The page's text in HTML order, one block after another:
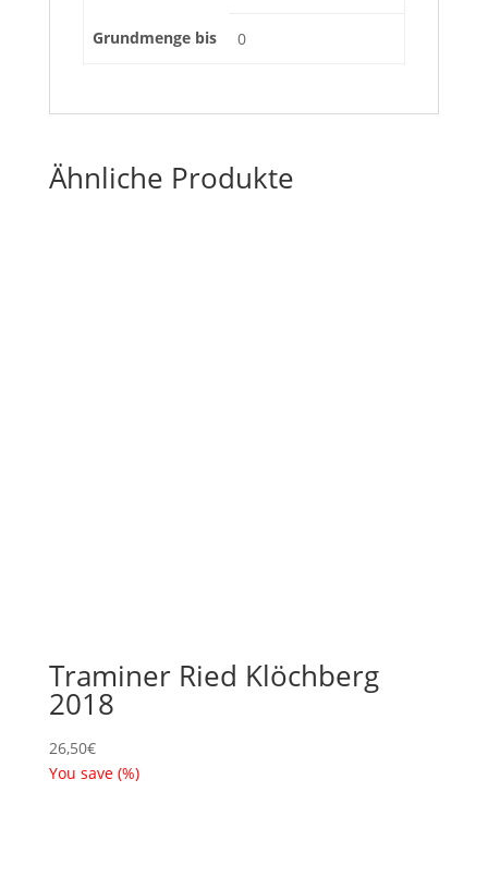
Grundmenge bis 0
Ähnliche Produkte
Traminer Ried Klöchberg
2018
26,50€
You save (%)